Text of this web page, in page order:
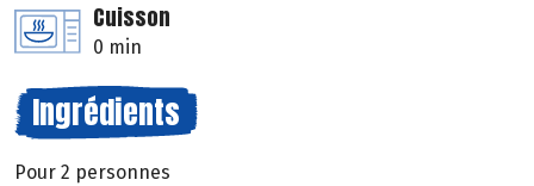
Cuisson
0 min
Ingrédients
Pour 2 personnes